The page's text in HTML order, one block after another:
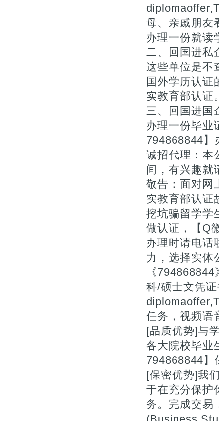
母、亲戚朋友
办理一份就读
二、回国进私
这些单位是不
国外学历认证
实教育部认证
三、回国进国
办理一份毕业
794868844】
诚招代理：本
间，有兴趣就
敬告：面对网
实教育部认证
挖坑骗留学学
做认证，【Q
办理时请电话
力，选择实体
《
科/硕士文凭
任务，视频语
[品质优势]与
各大院校毕业
794868844】
[保密优势]我
于在充分保护
务。完成交易